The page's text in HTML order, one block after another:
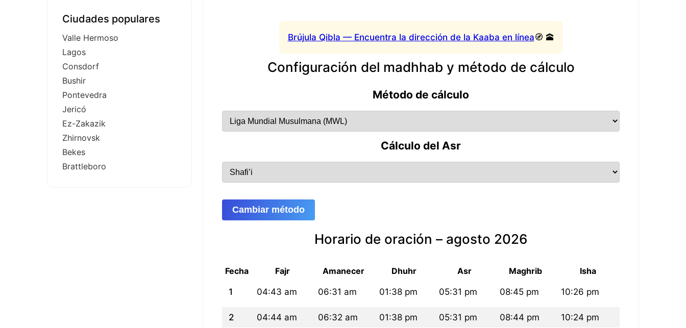
Brújula Qibla — Encuentra la dirección de la Kaaba en línea🧭 🕋
Configuración del madhhab y método de cálculo
Método de cálculo
Cálculo del Asr
Cambiar método
Horario de oración – agosto 2026
Fecha Fajr Amanecer Dhuhr Asr Maghrib Isha
1 04:43 am 06:31 am 01:38 pm 05:31 pm 08:45 pm 10:26 pm
2 04:44 am 06:32 am 01:38 pm 05:31 pm 08:44 pm 10:24 pm
Ciudades populares
Valle Hermoso
Lagos
Consdorf
Bushir
Pontevedra
Jericó
Ez-Zakazik
Zhirnovsk
Bekes
Brattleboro